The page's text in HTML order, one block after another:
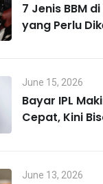
7 Jenis BBM
yang Perlu
June 15, 2026
Bayar IPL
Cepat, Kini
June 13, 2026